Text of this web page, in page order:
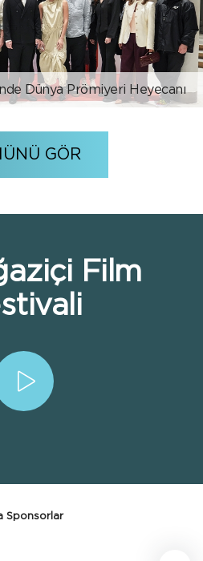
Dünya Prömiyeri Heyecanı
GÖR
Film
Sponsorlar